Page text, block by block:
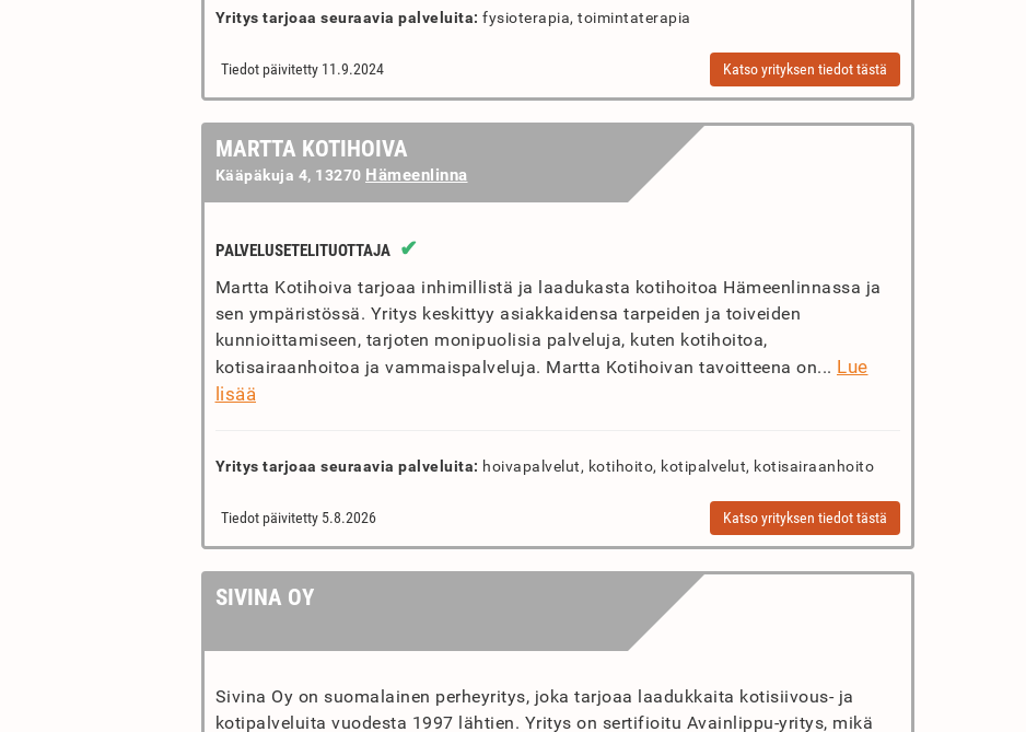
Yritys tarjoaa seuraavia palveluita: fysioterapia, toimintaterapia
Tiedot päivitetty 11.9.2024 Katso yrityksen tiedot tästä
MARTTA KOTIHOIVA
Kääpäkuja 4, 13270 Hämeenlinna
PALVELUSETELITUOTTAJA ✔
Martta Kotihoiva tarjoaa inhimillistä ja laadukasta kotihoitoa Hämeenlinnassa ja
sen ympäristössä. Yritys keskittyy asiakkaidensa tarpeiden ja toiveiden
kunnioittamiseen, tarjoten monipuolisia palveluja, kuten kotihoitoa,
kotisairaanhoitoa ja vammaispalveluja. Martta Kotihoivan tavoitteena on... Lue
lisää
Yritys tarjoaa seuraavia palveluita: hoivapalvelut, kotihoito, kotipalvelut, kotisairaanhoito
Tiedot päivitetty 5.8.2026 Katso yrityksen tiedot tästä
SIVINA OY
Sivina Oy on suomalainen perheyritys, joka tarjoaa laadukkaita kotisiivous- ja
kotipalveluita vuodesta 1997 lähtien. Yritys on sertifioitu Avainlippu-yritys, mikä